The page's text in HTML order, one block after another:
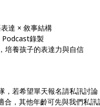
達 × 敘事結構
Podcast錄製
培養孩子的表達力與自信
，若希望單天報名請私訊討論
合，其他年齡可先與我們私訊